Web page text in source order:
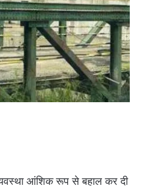
व्यवस्था आंशिक रूप से बहाल कर दी